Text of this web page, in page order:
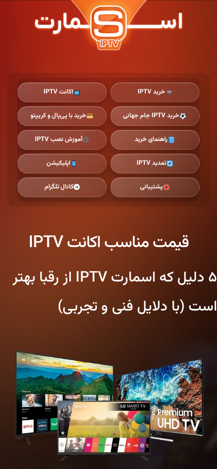
خرید IPTV اکانت IPTV
خرید IPTV جام جهانی خرید با پی‌پال و کریپتو
راهنمای خرید آموزش نصب IPTV
تمدید IPTV اپلیکیشن
پشتیبانی کانال تلگرام
قیمت مناسب اکانت IPTV
۵ دلیل که اسمارت IPTV از رقبا بهتر
است (با دلایل فنی و تجربی)